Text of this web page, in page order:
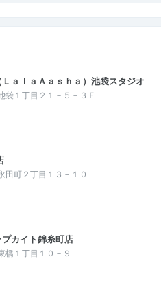
ａｌａＡａｓｈａ）池袋スタジオ
袋１丁目２１－５－３Ｆ
田町２丁目１３－１０
カイト錦糸町店
橋１丁目１０－９